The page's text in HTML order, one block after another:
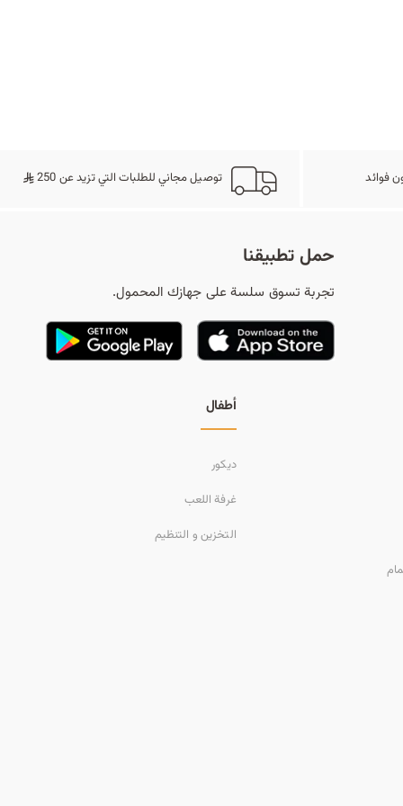
ث فوائد توصيل مجاني للطلبات التي تزيد عن 250
حمل تطبيقنا
تجربة تسوق سلسة على جهازك المحمول.
أطفال
ديكور
غرفة اللعب
التخزين و التنظيم